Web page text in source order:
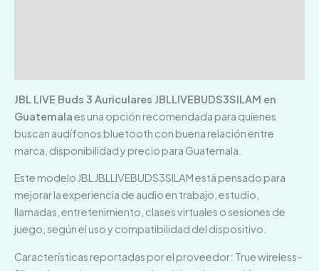
JBL LIVE Buds 3 Auriculares JBLLIVEBUDS3SILAM en
Guatemalaes una opción recomendada para quienes
buscan audífonos bluetooth con buena relación entre
marca, disponibilidad y precio para Guatemala.
Este modelo JBL JBLLIVEBUDS3SILAM está pensado para
mejorar la experiencia de audio en trabajo, estudio,
llamadas, entretenimiento, clases virtuales o sesiones de
juego, según el uso y compatibilidad del dispositivo.
Características reportadas por el proveedor: True wireless-